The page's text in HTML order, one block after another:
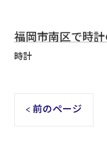
福岡市南区で時
時計
< 前のページ